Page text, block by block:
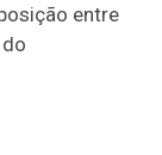
entre